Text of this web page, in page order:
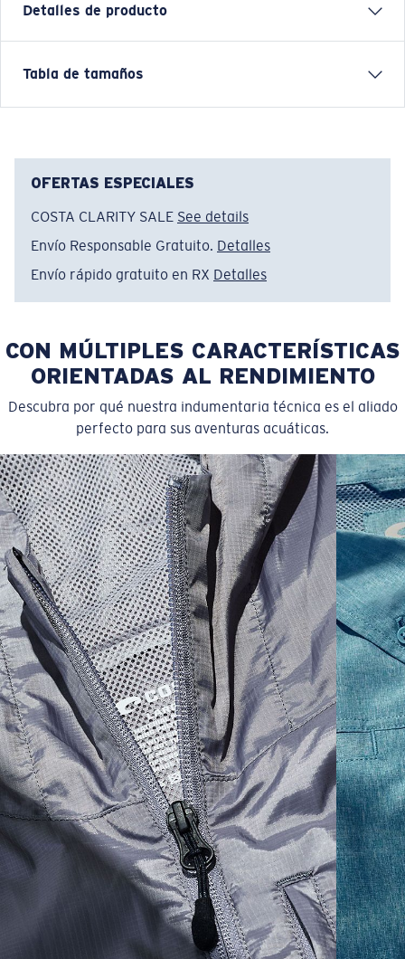
Detalles de producto
Camiseta United C Logo F de manga corta
• Para mujer
• 52 % algodón y 48 % poliéster
colores similares. Secar a temperatura baja. Planchar
de adentro hacia afuera a temperatura baja. No usar
blanqueador. No lavar en seco
Nombre del modelo:United C Logo F
Color:Rojo Jaspeado
Tamaño:M
Tabla de tamaños
SIZES 1. CHEST 2. BODY LENGTH 3. SLEEVE LENGTH
XS 16" 24 ½” 5 ½”
S 18" 25" 5 ¾”
M 19” 26” 6”
L 21” 27” 6 ¼”
XL 23” 28” 6 ½”
OFERTAS ESPECIALES
COSTA CLARITY SALE See details
Envío Responsable Gratuito. Detalles
Envío rápido gratuito en RX Detalles
CON MÚLTIPLES CARACTERÍSTICAS
ORIENTADAS AL RENDIMIENTO
Descubra por qué nuestra indumentaria técnica es el aliado
perfecto para sus aventuras acuáticas.